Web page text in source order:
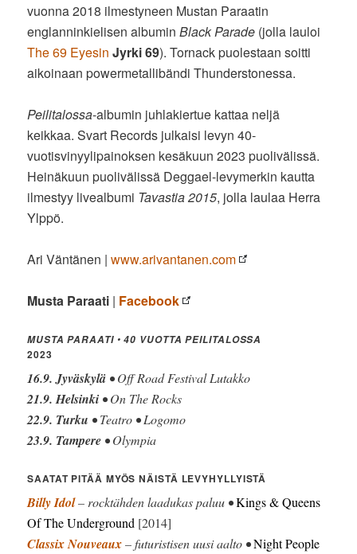
vuonna 2018 ilmestyneen Mustan Paraatin
englanninkielisen albuminBlack Parade (jolla lauloi
The 69 Eyesin Jyrki 69). Tornack puolestaan soitti
aikoinaan powermetallibändi Thunderstonessa.
Peilitalossa-albumin juhlakiertue kattaa neljä
keikkaa. Svart Records julkaisi levyn 40-
vuotisvinyylipainoksen kesäkuun 2023 puolivälissä.
Heinäkuun puolivälissä Deggael-levymerkin kautta
ilmestyy livealbumi Tavastia 2015, jolla laulaa Herra
Ylppö.
Ari Väntänen |www.arivantanen.com
Musta Paraati | Facebook
MUSTA PARAATI • 40 VUOTTA PEILITALOSSA
2023
16.9. Jyväskylä • Off Road Festival Lutakko
21.9. Helsinki • On The Rocks
22.9. Turku • Teatro • Logomo
23.9. Tampere • Olympia
SAATAT PITÄÄ MYÖS NÄISTÄ LEVYHYLLYISTÄ
Billy Idol– rocktähden laadukas paluu •Kings & Queens
Of The Underground [2014]
Classix Nouveaux– futuristisen uusi aalto •Night People